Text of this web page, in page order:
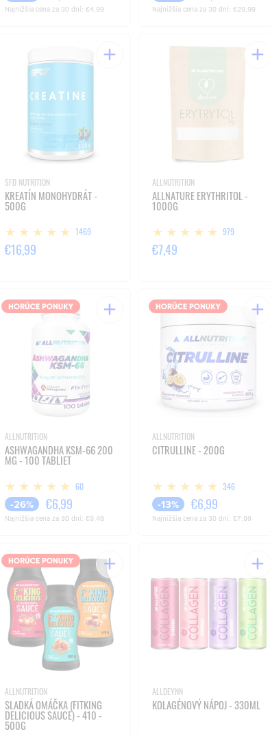
Najnižšia cena za 30 dní: €4,99 Najnižšia cena za 30 dní: €29,99
SFD NUTRITION
KREATÍN MONOHYDRÁT -
500G
1469
€16,99
ALLNUTRITION
ALLNATURE ERYTHRITOL -
1000G
979
€7,49
ALLNUTRITION
ASHWAGANDHA KSM-66 200
MG - 100 TABLIET
60
-26% €6,99
Najnižšia cena za 30 dní: €9,49
ALLNUTRITION
CITRULLINE - 200G
346
-13% €6,99
Najnižšia cena za 30 dní: €7,99
ALLNUTRITION
SLADKÁ OMÁČKA (FITKING
DELICIOUS SAUCE) - 410 -
500G
ALLDEYNN
KOLAGÉNOVÝ NÁPOJ - 330ML